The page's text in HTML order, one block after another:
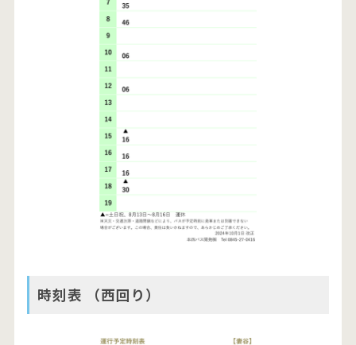
時刻表 （西回り）